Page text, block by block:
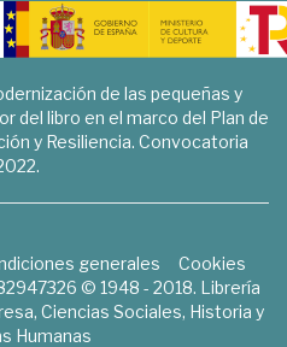
de las pequeñas y
del libro en el marco del Plan de
y Resiliencia. Convocatoria
generales
Cookies
© 1948 - 2018. Librería
Ciencias Sociales, Historia y
Humanas